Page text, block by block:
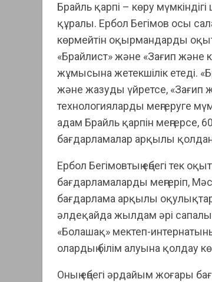
Брайль қарпі – көру
құралы. Ербол Бегімов осы
көрмейтін оқырмандарды
«Брайлист» және «Зағип және
жұмысына жетекшілік етеді.
және жазуды үйретсе, «Зағип
технологияларды меңгеруге
адам Брайль қарпін меңгерсе,
бағдарламалар арқылы
Ербол Бегімовтың еңбегі тек
бағдарламаларды меңгеріп,
бағдарлама арқылы
әлдеқайда жылдам әрі
«Болашақ» мектеп-
олардың білім алуына қолдау
Оның еңбегі әрдайым жоғары